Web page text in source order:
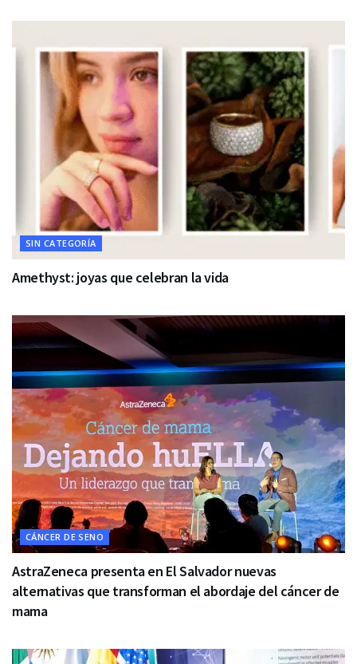
SIN CATEGORÍA
Amethyst: joyas que celebran la vida
CÁNCER DE SENO
AstraZeneca presenta en El Salvador nuevas
alternativas que transforman el abordaje del cáncer de
mama